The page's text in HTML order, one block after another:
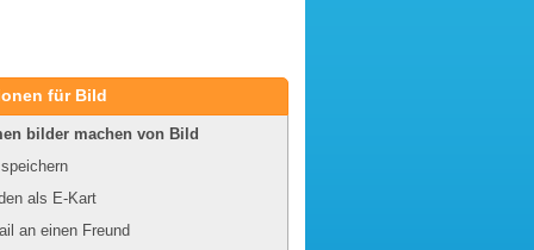
für Bild
bilder machen von Bild
als E-Kart
an einen Freund